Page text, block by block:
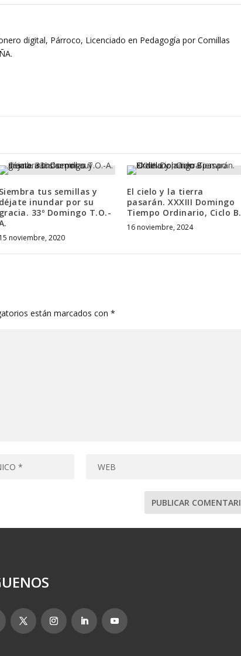
digital, Párroco, Licenciado en Pedagogía por Comillas
Siembra tus semillas y
déjate inundar por su
gracia. 33º Domingo T.O.-
15 noviembre, 2020
El cielo y la tierra
pasarán. XXXIII Domingo
Tiempo Ordinario, Ciclo B.
16 noviembre, 2024
están marcados con*